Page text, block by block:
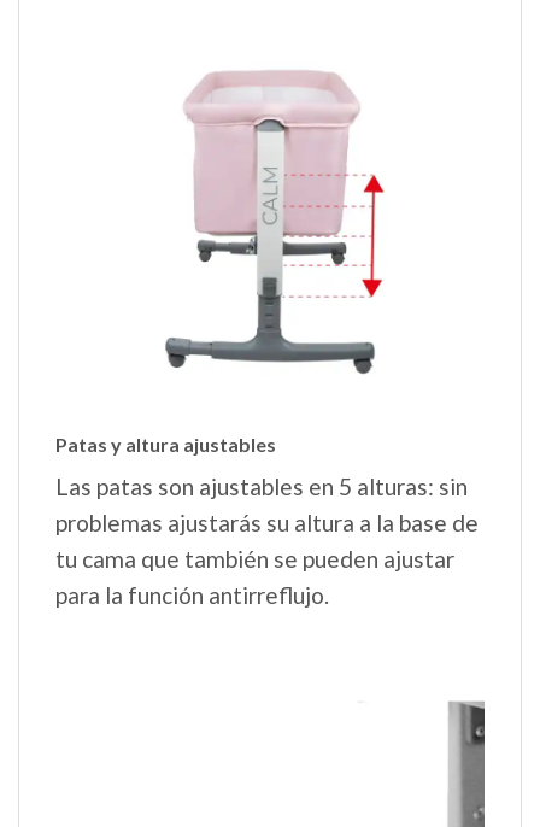
Patas y altura ajustables
Las patas son ajustables en 5 alturas: sin
problemas ajustarás su altura a la base de
tu cama que también se pueden ajustar
para la función antirreflujo.